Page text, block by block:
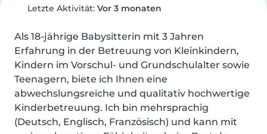
Letzte Aktivität: Vor 3 monaten
Als 18-jährige Babysitterin mit 3 Jahren
Erfahrung in der Betreuung von Kleinkindern,
Kindern im Vorschul- und Grundschulalter sowie
Teenagern, biete ich Ihnen eine
abwechslungsreiche und qualitativ hochwertige
Kinderbetreuung. Ich bin mehrsprachig
(Deutsch, Englisch, Französisch) und kann mit